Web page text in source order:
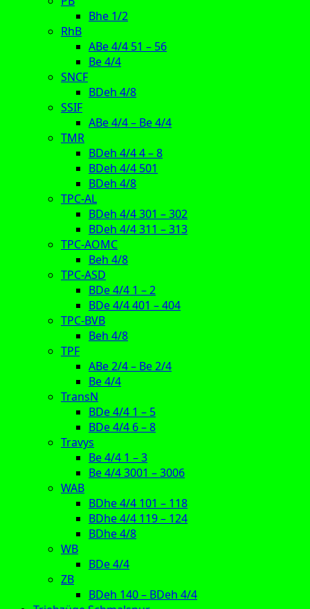
Bhe 1/2
RhB
ABe 4/4 51 – 56
Be 4/4
SNCF
BDeh 4/8
SSIF
ABe 4/4 – Be 4/4
TMR
BDeh 4/4 4 – 8
BDeh 4/4 501
BDeh 4/8
TPC-AL
BDeh 4/4 301 – 302
BDeh 4/4 311 – 313
TPC-AOMC
Beh 4/8
TPC-ASD
BDe 4/4 1 – 2
BDe 4/4 401 – 404
TPC-BVB
Beh 4/8
TPF
ABe 2/4 – Be 2/4
Be 4/4
TransN
BDe 4/4 1 – 5
BDe 4/4 6 – 8
Travys
Be 4/4 1 – 3
Be 4/4 3001 – 3006
WAB
BDhe 4/4 101 – 118
BDhe 4/4 119 – 124
BDhe 4/8
WB
BDe 4/4
ZB
BDeh 140 – BDeh 4/4